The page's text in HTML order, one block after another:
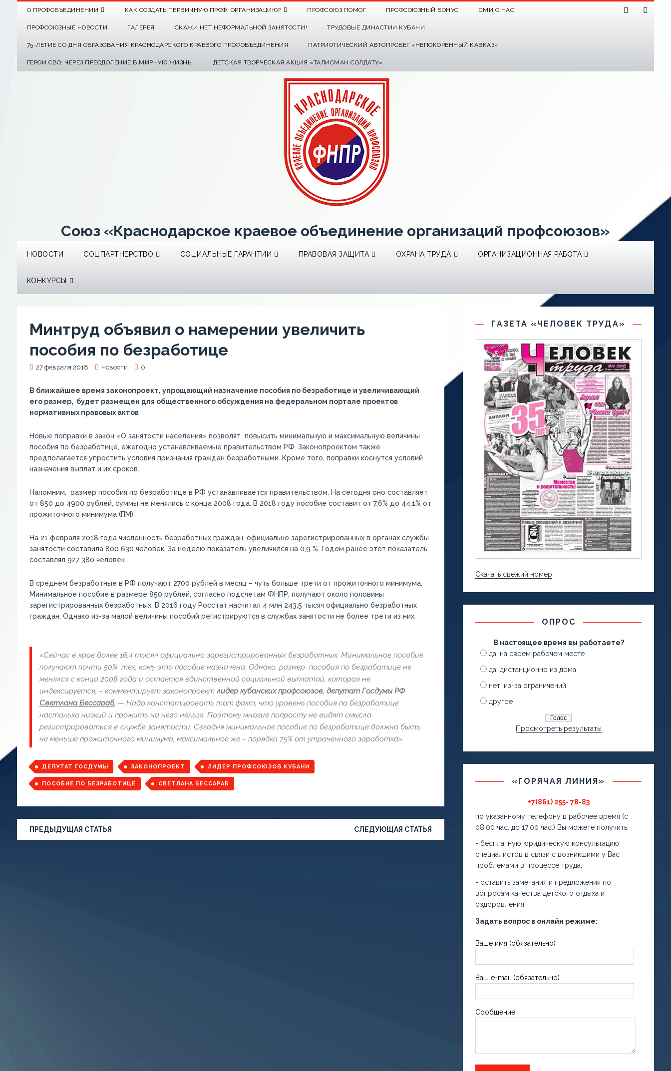
О ПРОФОБЪЕДИНЕНИИ КАК СОЗДАТЬ ПЕРВИЧНУЮ ПРОФ. ОРГАНИЗАЦИЮ? ПРОФСОЮЗ ПОМОГ ПРОФСОЮЗНЫЙ БОНУС СМИ О НАС
ПРОФСОЮЗНЫЕ НОВОСТИ ГАЛЕРЕЯ СКАЖИ НЕТ НЕФОРМАЛЬНОЙ ЗАНЯТОСТИ! ТРУДОВЫЕ ДИНАСТИИ КУБАНИ
75-ЛЕТИЕ СО ДНЯ ОБРАЗОВАНИЯ КРАСНОДАРСКОГО КРАЕВОГО ПРОФОБЪЕДИНЕНИЯ ПАТРИОТИЧЕСКИЙ АВТОПРОБЕГ «НЕПОКОРЕННЫЙ КАВКАЗ»
ГЕРОИ СВО: ЧЕРЕЗ ПРЕОДОЛЕНИЕ В МИРНУЮ ЖИЗНЬ! ДЕТСКАЯ ТВОРЧЕСКАЯ АКЦИЯ «ТАЛИСМАН СОЛДАТУ»
Союз «Краснодарское краевое объединение организаций профсоюзов»
НОВОСТИ СОЦПАРТНЕРСТВО СОЦИАЛЬНЫЕ ГАРАНТИИ ПРАВОВАЯ ЗАЩИТА ОХРАНА ТРУДА ОРГАНИЗАЦИОННАЯ РАБОТА
КОНКУРСЫ
Минтруд объявил о намерении увеличить
пособия по безработице
27 февраля 2018 Новости 0
В ближайшее время законопроект, упрощающий назначение пособия по безработице и увеличивающий
его размер, будет размещен для общественного обсуждения на федеральном портале проектов
нормативных правовых актов
Новые поправки в закон «О занятости населения» позволят повысить минимальную и максимальную величины
пособия по безработице, ежегодно устанавливаемые правительством РФ. Законопроектом также
предполагается упростить условия признания граждан безработными. Кроме того, поправки коснутся условий
назначения выплат и их сроков.
Напомним, размер пособия по безработице в РФ устанавливается правительством. На сегодня оно составляет
от 850 до 4900 рублей, суммы не менялись с конца 2008 года. В 2018 году пособие составит от 7,6% до 44,1% от
прожиточного минимума (ПМ).
На 21 февраля 2018 года численность безработных граждан, официально зарегистрированных в органах службы
занятости составила 800 630 человек. За неделю показатель увеличился на 0,9 %. Годом ранее этот показатель
составлял 927 380 человек.
В среднем безработные в РФ получают 2700 рублей в месяц – чуть больше трети от прожиточного минимума.
Минимальное пособие в размере 850 рублей, согласно подсчетам ФНПР, получают около половины
зарегистрированных безработных. В 2016 году Росстат насчитал 4 млн 243,5 тысяч официально безработных
граждан. Однако из-за малой величины пособий регистрируются в службах занятости не более трети из них.
«Сейчас в крае более 16,4 тысяч официально зарегистрированных безработных. Минимальное пособие
получают почти 50% тех, кому это пособие назначено. Однако, размер пособия по безработице не
менялся с конца 2008 года и остается единственной социальной выплатой, которая не
индексируется, – комментирует законопроектлидер кубанских профсоюзов, депутат Госдумы РФ
Светлана Бессараб, — Надо констатировать тот факт, что уровень пособия по безработице
настолько низкий и прожить на него нельзя. Поэтому многие попросту не видят смысла
регистрироваться в службе занятости. Сегодня минимальное пособие по безработице должно быть
не меньше прожиточного минимума, максимальное же – порядка 75% от утраченного заработка».
ДЕПУТАТ ГОСДУМЫ ЗАКОНОПРОЕКТ ЛИДЕР ПРОФСОЮЗОВ КУБАНИ
ПОСОБИЕ ПО БЕЗРАБОТИЦЕ СВЕТЛАНА БЕССАРАБ
ПРЕДЫДУЩАЯ СТАТЬЯ СЛЕДУЮЩАЯ СТАТЬЯ
ГАЗЕТА «ЧЕЛОВЕК ТРУДА»
Скачать свежий номер
ОПРОС
В настоящее время вы работаете?
да, на своем рабочем месте
да, дистанционно из дома
нет, из-за ограничений
другое
Просмотреть результаты
«ГОРЯЧАЯ ЛИНИЯ»
+7(861) 255- 78-83
по указанному телефону в рабочее время (с
08:00 час. до 17:00 час.) Вы можете получить:
- бесплатную юридическую консультацию
специалистов в связи с возникшими у Вас
проблемами в процессе труда;
- оставить замечания и предложения по
вопросам качества детского отдыха и
оздоровления.
Задать вопрос в онлайн режиме:
Ваше имя (обязательно)
Ваш e-mail (обязательно)
Сообщение